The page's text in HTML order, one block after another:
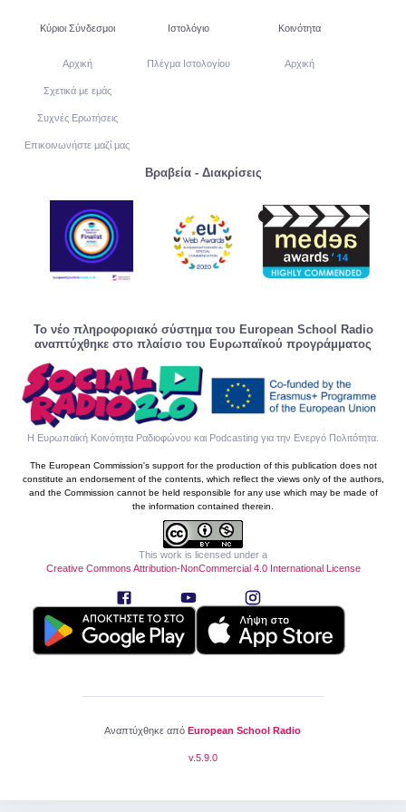
Το νέο πληροφοριακό σύστημα του European School Radio
αναπτύχθηκε στο πλαίσιο του Ευρωπαϊκού προγράμματος
Η Ευρωπαϊκή Κοινότητα Ραδιοφώνου και Podcasting για την Ενεργό Πολιτότητα
The European Commission's support for the production of this publication does not
constitute an endorsement of the contents, which reflect the views only of the authors,
and the Commission cannot be held responsible for any use which may be made of
the information contained therein.
This work is licensed under a
Creative Commons Attribution-NonCommercial 4.0 International License
Κύριοι Σύνδεσμοι
Αρχική
Σχετικά με εμάς
Συχνές Ερωτήσεις
Επικοινωνήστε μαζί μας
Ιστολόγιο
Πλέγμα Ιστολογίου
Κοινότητα
Αρχική
Βραβεία - Διακρίσεις
Αναπτύχθηκε από European School Radio
v.5.9.0